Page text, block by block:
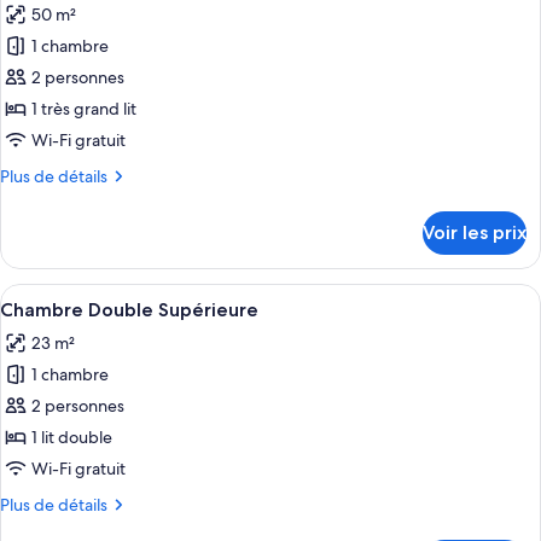
lit
Chambre
Supérieure,
très
grand
lit
les
photos
pour
ce
type
chambre :
50 m²
1 chambre
2 personnes
1 très grand lit
Wi-Fi gratuit
Plus de détails
Plus
le
type
de
Suite
Voir les prix
Afficher
toutes
les
photos
pour
ce
type
chambre :
Une chambre d’hôtel avec un lit,
5
Chambre Double Supérieure
23 m²
1 chambre
2 personnes
1 lit double
Wi-Fi gratuit
Plus de détails
Plus